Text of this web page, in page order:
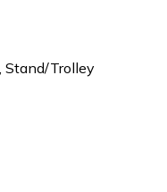
Stand/Trolley